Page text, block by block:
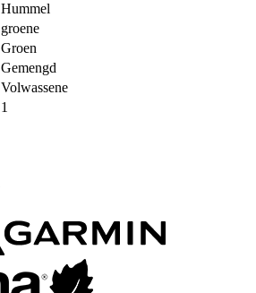
Hummel
groene
Groen
Gemengd
Volwassene
1